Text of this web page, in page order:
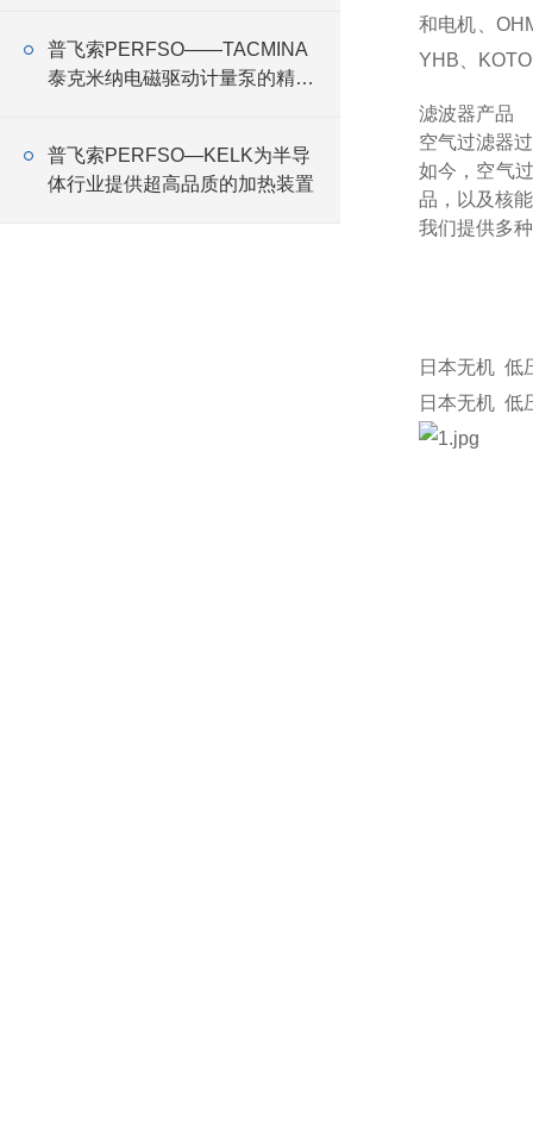
普飞索PERFSO——TACMINA
泰克米纳电磁驱动计量泵的精准
普飞索PERFSO—KELK为半导
体行业提供超高品质的加热装置
和电机、
YHB、
滤波器产品
空气过滤器
如今，空气
品，以及核
我们提供多
日本无机 低
日本无机 低